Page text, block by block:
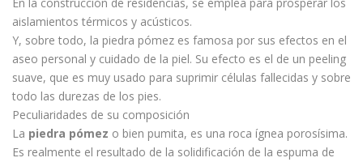
aislamientos térmicos y acústicos.
Y, sobre todo, la piedra pómez es famosa por sus efectos en el
aseo personal y cuidado de la piel. Su efecto es el de un peeling
suave, que es muy usado para suprimir células fallecidas y sobre
todo las durezas de los pies.
Peculiaridades de su composición
La piedra pómez o bien pumita, es una roca ígnea porosísima.
Es realmente el resultado de la solidificación de la espuma de